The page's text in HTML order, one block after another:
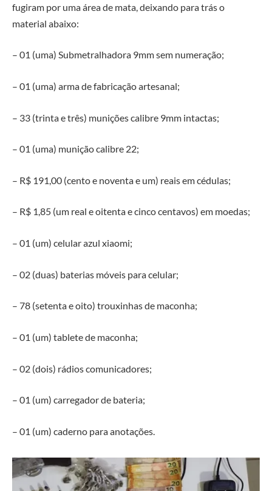
fugiram por uma área de mata, deixando para trás o
material abaixo:
– 01 (uma) Submetralhadora 9mm sem numeração;
– 01 (uma) arma de fabricação artesanal;
– 33 (trinta e três) munições calibre 9mm intactas;
– 01 (uma) munição calibre 22;
– R$ 191,00 (cento e noventa e um) reais em cédulas;
– R$ 1,85 (um real e oitenta e cinco centavos) em moedas;
– 01 (um) celular azul xiaomi;
– 02 (duas) baterias móveis para celular;
– 78 (setenta e oito) trouxinhas de maconha;
– 01 (um) tablete de maconha;
– 02 (dois) rádios comunicadores;
– 01 (um) carregador de bateria;
– 01 (um) caderno para anotações.